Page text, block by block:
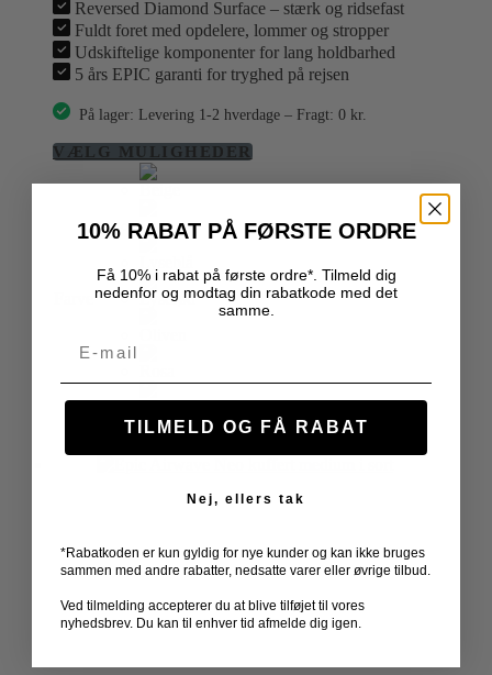
Reversed Diamond Surface – stærk og ridsefast
Fuldt foret med opdelere, lommer og stropper
Udskiftelige komponenter for lang holdbarhed
5 års EPIC garanti for tryghed på rejsen
På lager: Levering 1-2 hverdage – Fragt: 0 kr.
VÆLG MULIGHEDERDette
har
varianter.
kan
vælges
på
10% RABAT PÅ FØRSTE ORDRE
Få 10% i rabat på første ordre*. Tilmeld dig
nedenfor og modtag din rabatkode med det
samme.
Email
TILMELD OG FÅ RABAT
Nej, ellers tak
*Rabatkoden er kun gyldig for nye kunder og kan ikke bruges
sammen med andre rabatter, nedsatte varer eller øvrige tilbud.
Ved tilmelding accepterer du at blive tilføjet til vores
nyhedsbrev. Du kan til enhver tid afmelde dig igen.